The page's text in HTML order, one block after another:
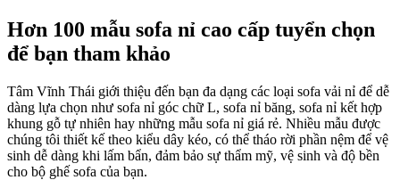
Hơn 100 mẫu sofa nỉ cao cấp tuyển chọn
để bạn tham khảo
Tâm Vĩnh Thái giới thiệu đến bạn đa dạng các loại sofa vải nỉ để dễ
dàng lựa chọn như sofa nỉ góc chữ L, sofa nỉ băng, sofa nỉ kết hợp
khung gỗ tự nhiên hay những mẫu sofa nỉ giá rẻ. Nhiều mẫu được
chúng tôi thiết kế theo kiểu dây kéo, có thể tháo rời phần nệm để vệ
sinh dễ dàng khi lấm bẩn, đảm bảo sự thẩm mỹ, vệ sinh và độ bền
cho bộ ghế sofa của bạn.